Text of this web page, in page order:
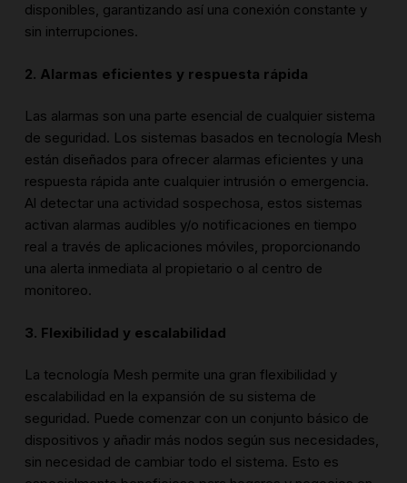
disponibles, garantizando así una conexión constante y
sin interrupciones.
2. Alarmas eficientes y respuesta rápida
Las alarmas son una parte esencial de cualquier sistema
de seguridad. Los sistemas basados en tecnología Mesh
están diseñados para ofrecer alarmas eficientes y una
respuesta rápida ante cualquier intrusión o emergencia.
Al detectar una actividad sospechosa, estos sistemas
activan alarmas audibles y/o notificaciones en tiempo
real a través de aplicaciones móviles, proporcionando
una alerta inmediata al propietario o al centro de
monitoreo.
3. Flexibilidad y escalabilidad
La tecnología Mesh permite una gran flexibilidad y
escalabilidad en la expansión de su sistema de
seguridad. Puede comenzar con un conjunto básico de
dispositivos y añadir más nodos según sus necesidades,
sin necesidad de cambiar todo el sistema. Esto es